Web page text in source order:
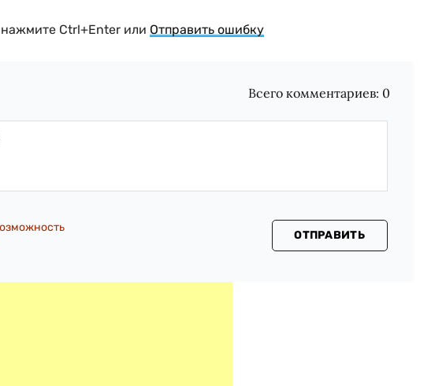
Ctrl+Enter или Отправить ошибку
Всего комментариев: 0
ОТПРАВИТЬ